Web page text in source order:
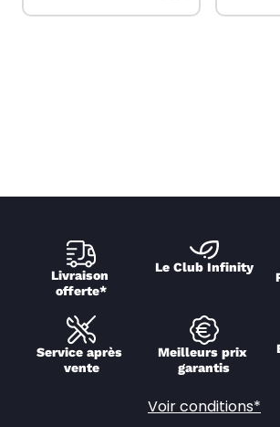
Livraison
offerte*
Le Club Infinity
Service après
vente
Meilleurs prix
garantis
Voir conditions*